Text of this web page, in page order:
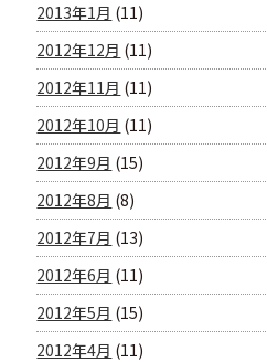
2013年1月 (11)
2012年12月 (11)
2012年11月 (11)
2012年10月 (11)
2012年9月 (15)
2012年8月 (8)
2012年7月 (13)
2012年6月 (11)
2012年5月 (15)
2012年4月 (11)